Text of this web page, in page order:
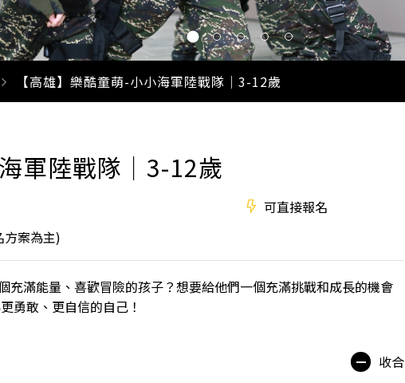
CURRENT:
【高雄】樂酷童萌-小小海軍陸戰隊｜3-12歲
軍陸戰隊｜3-12歲
可直接報名
方案為主)
充滿能量、喜歡冒險的孩子？想要給他們一個充滿挑戰和成長的機會
勇敢、更自信的自己！
收合